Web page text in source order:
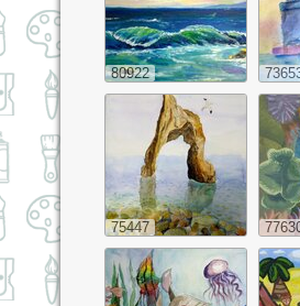
80922
75447